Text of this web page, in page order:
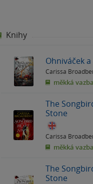
Knihy
Ohniváček
Carissa
měkká vazba
The
Stone
Carissa
měkká vazba
The
Stone